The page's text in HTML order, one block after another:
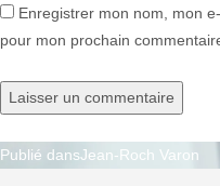
Enregistrer mon nom, mon
pour mon prochain
Navigation
Publié dansJean-Roch Varon